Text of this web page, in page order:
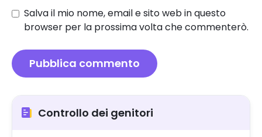
Salva il mio nome, email e sito web in questo
browser per la prossima volta che commenterò.
Controllo dei genitori